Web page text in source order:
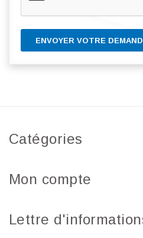
ENVOYER VOTRE
Catégories
Mon compte
Lettre